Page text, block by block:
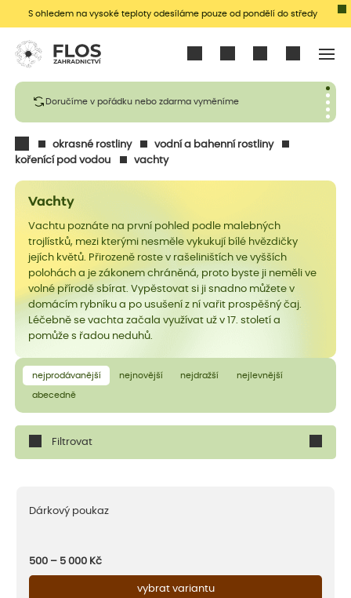
S ohledem na vysoké teploty odesíláme pouze od pondělí do středy
Doručíme v pořádku nebo zdarma vyměníme
okrasné rostliny
vodní a bahenní rostliny
kořenící pod vodou
vachty
Vachty
Vachtu poznáte na první pohled podle malebných
trojlístků, mezi kterými nesměle vykukují bílé hvězdičky
jejích květů. Přirozeně roste v rašeliništích ve vyšších
polohách a je zákonem chráněná, proto byste ji neměli ve
volné přírodě sbírat. Vypěstovat si ji snadno můžete v
domácím rybníku a po usušení z ní vařit prospěšný čaj.
Léčebně se vachta začala využívat už v 17. století a
pomůže s řadou neduhů.
nejprodávanější nejnovější nejdražší nejlevnější
abecedně
Filtrovat
Dárkový poukaz
500 – 5 000 Kč
vybrat variantu